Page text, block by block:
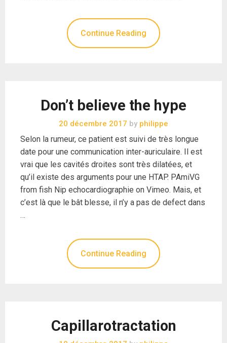
Continue Reading
Don’t believe the hype
20 décembre 2017 by philippe
Selon la rumeur, ce patient est suivi de très longue
date pour une communication inter-auriculaire. Il est
vrai que les cavités droites sont très dilatées, et
qu’il existe des arguments pour une HTAP. PAmiVG
from fish Nip echocardiographie on Vimeo. Mais, et
c’est là que le bât blesse, il n’y a pas de defect dans
…
Continue Reading
Capillarotractation